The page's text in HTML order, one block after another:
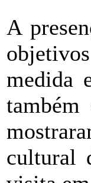
A
medida
cultural